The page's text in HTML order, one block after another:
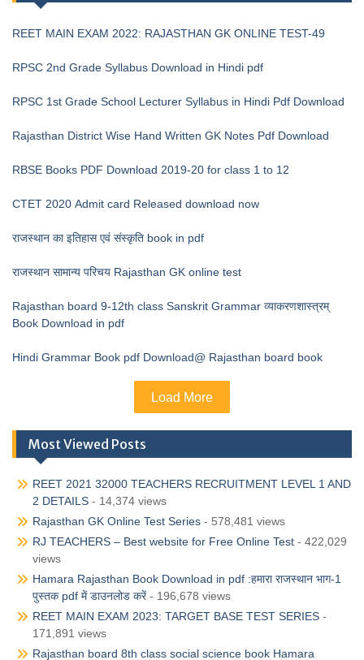
REET MAIN EXAM 2022: RAJASTHAN GK ONLINE TEST-49
RPSC 2nd Grade Syllabus Download in Hindi pdf
RPSC 1st Grade School Lecturer Syllabus in Hindi Pdf Download
Rajasthan District Wise Hand Written GK Notes Pdf Download
RBSE Books PDF Download 2019-20 for class 1 to 12
CTET 2020 Admit card Released download now
राजस्थान का इतिहास एवं संस्कृति book in pdf
राजस्थान सामान्य परिचय Rajasthan GK online test
Rajasthan board 9-12th class Sanskrit Grammar व्याकरणशास्त्रम्
Book Download in pdf
Hindi Grammar Book pdf Download@ Rajasthan board book
Load More
Most Viewed Posts
REET 2021 32000 TEACHERS RECRUITMENT LEVEL 1 AND
2 DETAILS - 14,374 views
Rajasthan GK Online Test Series - 578,481 views
RJ TEACHERS – Best website for Free Online Test - 422,029
views
Hamara Rajasthan Book Download in pdf :हमारा राजस्थान भाग-1
पुस्तक pdf में डाउनलोड करें- 196,678 views
REET MAIN EXAM 2023: TARGET BASE TEST SERIES -
171,891 views
Rajasthan board 8th class social science book Hamara